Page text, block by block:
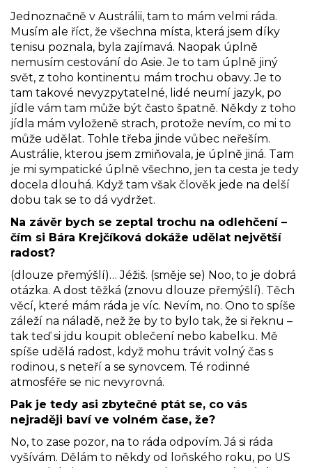
Jednoznačně v Austrálii, tam to mám velmi ráda.
Musím ale říct, že všechna místa, která jsem díky
tenisu poznala, byla zajímavá. Naopak úplně
nemusím cestování do Asie. Je to tam úplně jiný
svět, z toho kontinentu mám trochu obavy. Je to
tam takové nevyzpytatelné, lidé neumí jazyk, po
jídle vám tam může být často špatně. Někdy z toho
jídla mám vyloženě strach, protože nevím, co mi to
může udělat. Tohle třeba jinde vůbec neřeším.
Austrálie, kterou jsem zmiňovala, je úplně jiná. Tam
je mi sympatické úplně všechno, jen ta cesta je tedy
docela dlouhá. Když tam však člověk jede na delší
dobu tak se to dá vydržet.
Na závěr bych se zeptal trochu na odlehčení –
čím si Bára Krejčíková dokáže udělat největší
radost?
(dlouze přemýšlí)… Jéžiš. (směje se) Noo, to je dobrá
otázka. A dost těžká (znovu dlouze přemýšlí). Těch
věcí, které mám ráda je víc. Nevím, no. Ono to spíše
záleží na náladě, než že by to bylo tak, že si řeknu –
tak teď si jdu koupit oblečení nebo kabelku. Mě
spíše udělá radost, když mohu trávit volný čas s
rodinou, s neteří a se synovcem. Té rodinné
atmosféře se nic nevyrovná.
Pak je tedy asi zbytečné ptát se, co vás
nejraději baví ve volném čase, že?
No, to zase pozor, na to ráda odpovím. Já si ráda
vyšívám. Dělám to někdy od loňského roku, po US